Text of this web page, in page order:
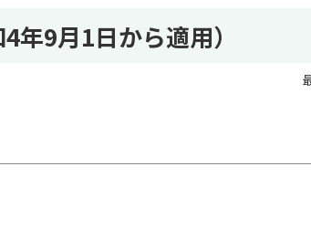
年9月1日から適用）